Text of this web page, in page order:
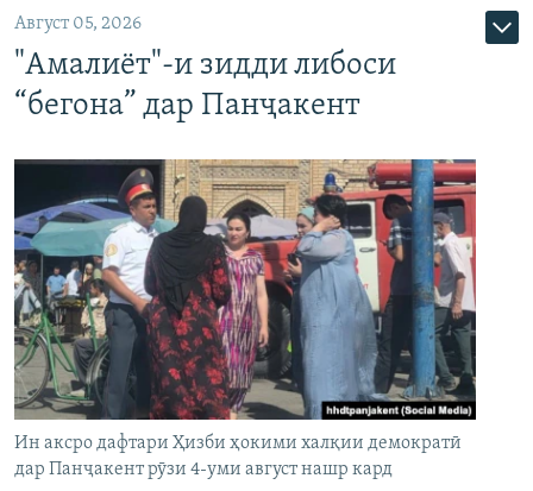
Август 05, 2026
"Амалиёт"-и зидди либоси
“бегона” дар Панҷакент
Ин аксро дафтари Ҳизби ҳокими халқии демократӣ
дар Панҷакент рӯзи 4-уми август нашр кард